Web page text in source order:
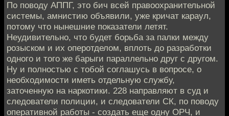
По поводу АППГ, это бич всей правоохранительной
системы, амнистию объявили, уже кричат караул,
потому что нынешние показатели летят.
Неудивительно, что будет борьба за палки между
розыском и их оперотделом, вплоть до разработки
одного и того же барыги параллельно друг с другом.
Ну и полностью с тобой соглашусь в вопросе, о
необходимости иметь отдельную службу,
заточенную на наркотики. 228 направляют в суд и
следователи полиции, и следователи СК, по поводу
оперативной работы - создать еще одну ОРЧ, и